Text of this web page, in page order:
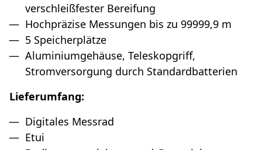
verschleißfester Bereifung
Hochpräzise Messungen bis zu 99999,9 m
5 Speicherplätze
Aluminiumgehäuse, Teleskopgriff,
Stromversorgung durch Standardbatterien
Lieferumfang:
Digitales Messrad
Etui